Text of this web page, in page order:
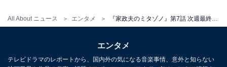
All About ニュース エンタメ
る」「もう来週で本当に最終回？なんか実感がない」
るしかない」「イカゲームやん！（笑）」などの声が上
エンタメ
テレビドラマのレポートから、国内外の気になる音楽事情、意外と知らない